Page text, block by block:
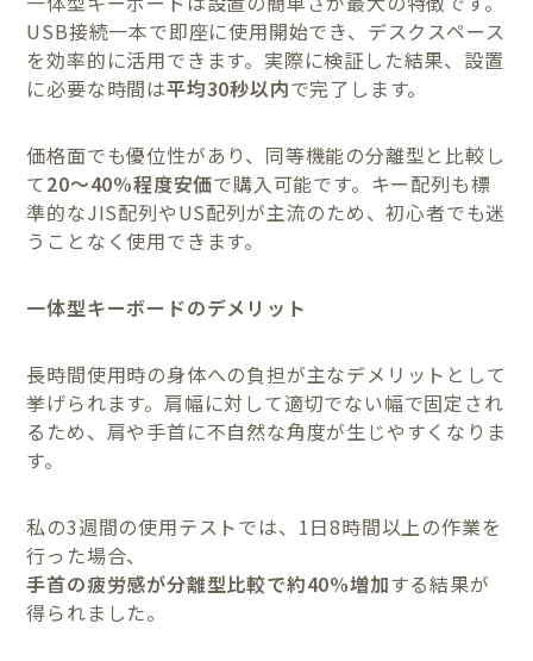
USB接続一本で即座に使用開始でき、デスクスペース
を効率的に活用できます。実際に検証した結果、設置
に必要な時間は平均30秒以内で完了します。
価格面でも優位性があり、同等機能の分離型と比較し
て20〜40%程度安価で購入可能です。キー配列も標
準的なJIS配列やUS配列が主流のため、初心者でも迷
うことなく使用できます。
一体型キーボードのデメリット
長時間使用時の身体への負担が主なデメリットとして
挙げられます。肩幅に対して適切でない幅で固定され
るため、肩や手首に不自然な角度が生じやすくなりま
す。
私の3週間の使用テストでは、1日8時間以上の作業を
行った場合、
手首の疲労感が分離型比較で約40%増加する結果が
得られました。